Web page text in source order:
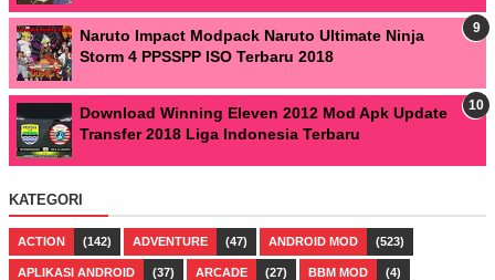
Naruto Impact Modpack Naruto Ultimate Ninja
Storm 4 PPSSPP ISO Terbaru 2018
Download Winning Eleven 2012 Mod Apk Update
Transfer 2018 Liga Indonesia Terbaru
KATEGORI
ACTION (142) ADVENTURE (47) ANDROID MOD (523)
APLIKASI ANDROID (37) ARCADE (27) BBM MOD (4)